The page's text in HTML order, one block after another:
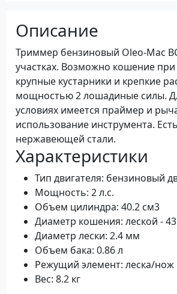
Описание
Триммер бензиновый Oleo-Mac
участках. Возможно кошение
крупные кустарники и крепкие
мощностью 2 лошадиные силы.
условиях имеется праймер и
использование инструмента.
нержавеющей стали.
Характеристики
Тип двигателя: бензиновый
Мощность: 2 л.с.
Объем цилиндра: 40.2 см3
Диаметр кошения: леской -
Диаметр лески: 2.4 мм
Объем бака: 0.86 л
Режущий элемент: леска/нож
Вес: 8.2 кг